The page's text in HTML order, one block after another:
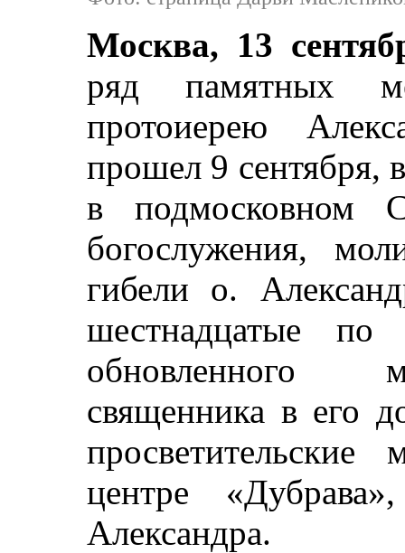
Москва, 13
ряд памятных
протоиерею
прошел 9 сентября,
в подмосковном
богослужения,
гибели о.
шестнадцатые
обновленного
священника в его
центре
Александра.